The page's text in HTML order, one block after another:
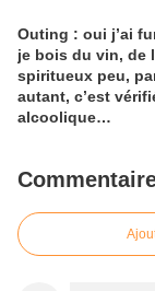
Outing : oui j’ai
je bois du vin, de
spiritueux peu,
autant, c’est
alcoolique…